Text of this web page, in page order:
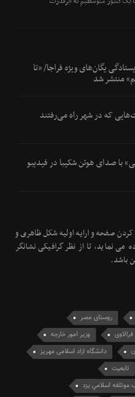
ایستادگی یگان‌های ویژه فراجا/ «تا
منتشر شد
که در شهر راه می‌رفتند
با صدای هوتن شکیبا در فیدیبو
صفحه و ارایه اولیه شکل ظاهری و
نماید، تا از نظر گرافیکی نشانگر
باشد.
روستای مصر
فرالاوی
وزیر امور خارجه
دانشگاه ازاد اسلامی مهریز
تابعیت
موتلفه اسلامي یزد